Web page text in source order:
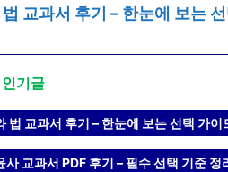
교과서 후기 – 한눈에 보는
기글
법 교과서 후기 – 한눈에 보는 선택 가이
사 교과서 PDF 후기 – 필수 선택 기준 정